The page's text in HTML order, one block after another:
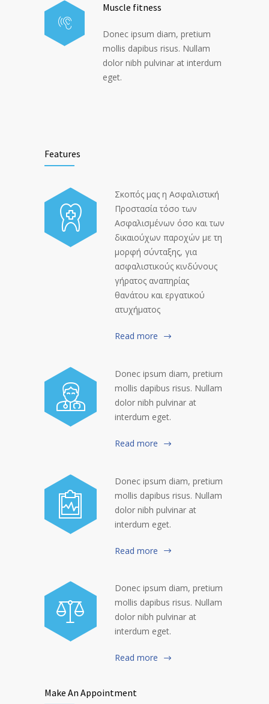
Muscle fitness
Donec ipsum diam, pretium
mollis dapibus risus. Nullam
dolor nibh pulvinar at interdum
eget.
Features
Σκοπός μας η Ασφαλιστική
Προστασία τόσο των
Ασφαλισμένων όσο και των
δικαιούχων παροχών με τη
μορφή σύνταξης, για
ασφαλιστικούς κινδύνους
γήρατος αναπηρίας
θανάτου και εργατικού
ατυχήματος
Read more
Donec ipsum diam, pretium
mollis dapibus risus. Nullam
dolor nibh pulvinar at
interdum eget.
Read more
Donec ipsum diam, pretium
mollis dapibus risus. Nullam
dolor nibh pulvinar at
interdum eget.
Read more
Donec ipsum diam, pretium
mollis dapibus risus. Nullam
dolor nibh pulvinar at
interdum eget.
Read more
Make An Appointment